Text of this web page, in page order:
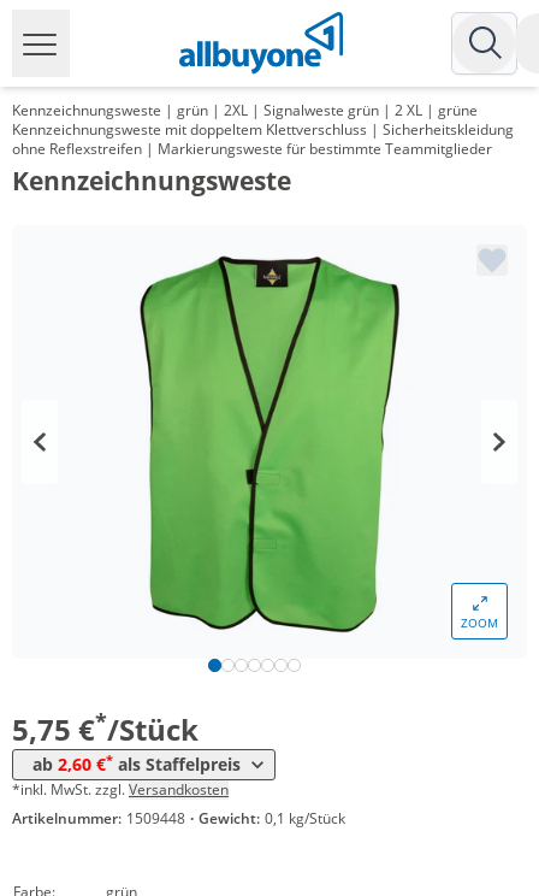
Kennzeichnungsweste | grün | 2XL | Signalweste grün | 2 XL | grüne
Kennzeichnungsweste mit doppeltem Klettverschluss | Sicherheitskleidung
ohne Reflexstreifen | Markierungsweste für bestimmte Teammitglieder
Kennzeichnungsweste
ZOOM
5,75 €*/Stück
ab 2,60 €* als Staffelpreis
*inkl. MwSt. zzgl.Versandkosten
Artikelnummer: 1509448 · Gewicht: 0,1 kg/Stück
Farbe:
grün